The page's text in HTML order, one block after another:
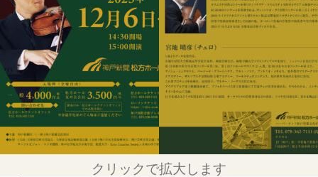
クリックで拡大します